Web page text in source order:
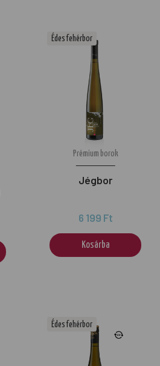
Prémium borok
Jégbor
6 199 Ft
Kosárba
Édes fehérbor
Édes fehérbor